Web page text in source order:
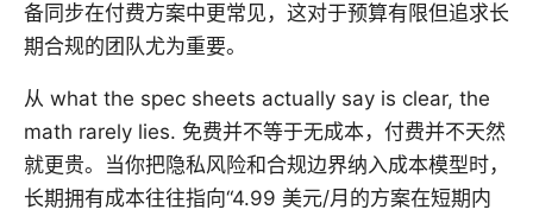
备同步在付费方案中更常见，这对于预算有限但追求长
期合规的团队尤为重要。
从 what the spec sheets actually say is clear, the
math rarely lies. 免费并不等于无成本，付费并不天然
就更贵。当你把隐私风险和合规边界纳入成本模型时，
长期拥有成本往往指向“4.99 美元/月的方案在短期内